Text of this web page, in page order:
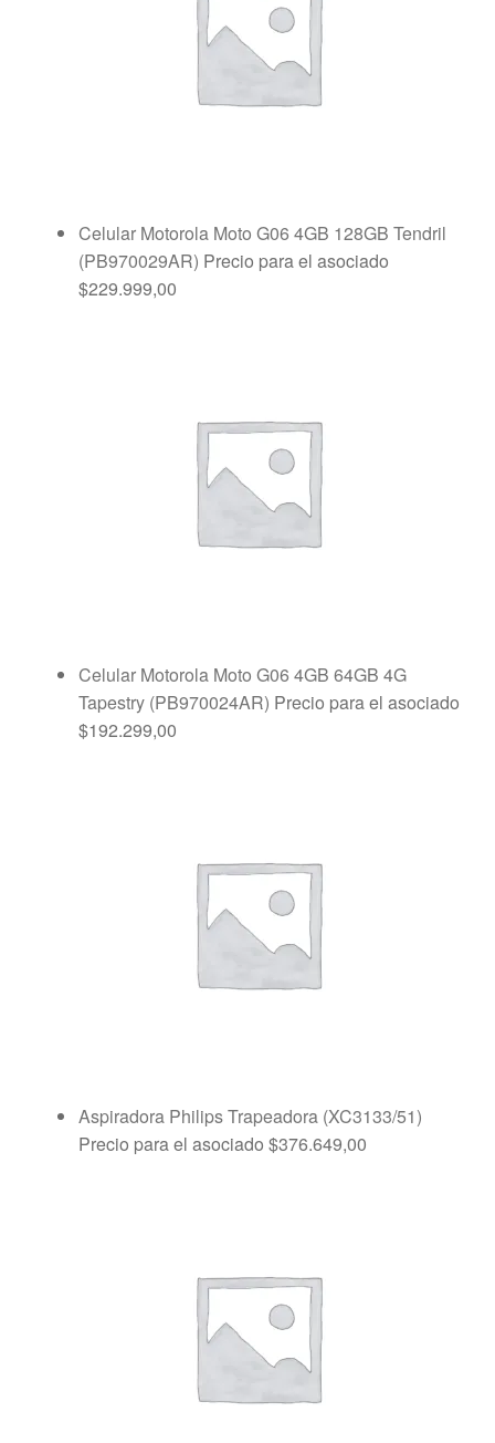
Celular Motorola Moto G06 4GB 128GB Tendril
(PB970029AR) Precio para el asociado
$229.999,00
Celular Motorola Moto G06 4GB 64GB 4G
Tapestry (PB970024AR) Precio para el asociado
$192.299,00
Aspiradora Philips Trapeadora (XC3133/51)
Precio para el asociado $376.649,00